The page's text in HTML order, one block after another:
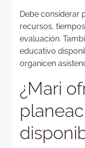
Debe considerar
recursos,
evaluación.
educativo
organicen
¿Mari